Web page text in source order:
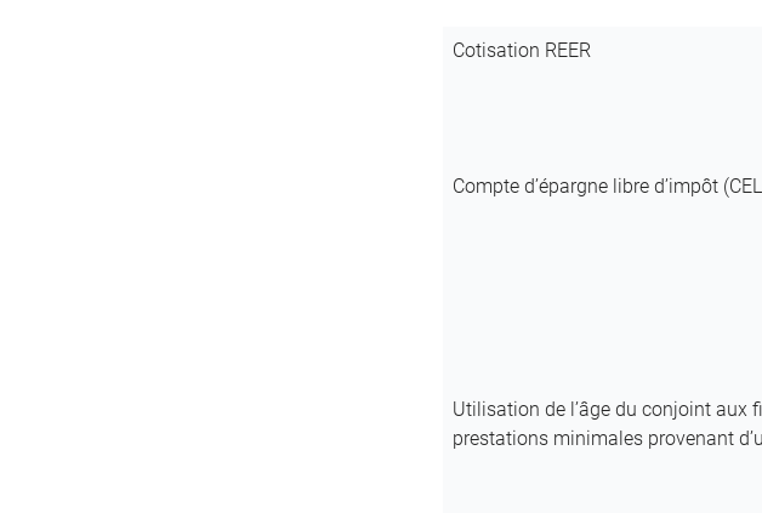
Cotisation REER
Compte d’épargne libre d’impôt
Utilisation de l’âge du conjoint aux
prestations minimales provenant